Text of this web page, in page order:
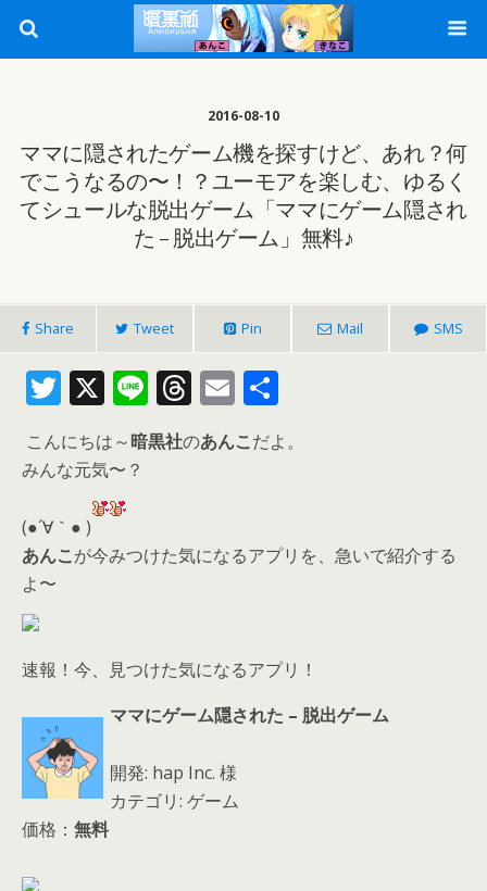
2016-08-10
ママに隠されたゲーム機を探すけど、あれ？何
でこうなるの〜！？ユーモアを楽しむ、ゆるく
てシュールな脱出ゲーム「ママにゲーム隠され
た – 脱出ゲーム」無料♪
Share Tweet Pin Mail SMS
T
itt
er
X Li
n
e
T
h
re
s
E
m
ai
有
こんにちは～暗黒社のあんこだよ。
みんな元気〜？
(●´∀｀● )
あんこが今みつけた気になるアプリを、急いで紹介する
よ〜
速報！今、見つけた気になるアプリ！
ママにゲーム隠された – 脱出ゲーム
開発: hap Inc. 様
カテゴリ: ゲーム
価格： 無料